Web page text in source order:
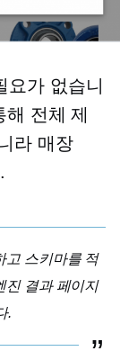
요가 없습니
전체 제
라 매장
고 스키마를 적
진 결과 페이지
.